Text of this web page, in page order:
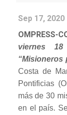
Sep 17, 2020
OMPRESS-
viernes
“Misioneros
Costa de
Pontificias
más de 30
en el país.